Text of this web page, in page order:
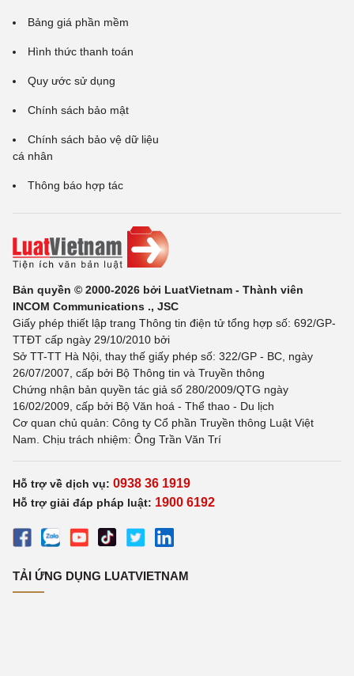
Bảng giá phần mềm
Hình thức thanh toán
Quy ước sử dụng
Chính sách bảo mật
Chính sách bảo vệ dữ liệu
cá nhân
Thông báo hợp tác
Bản quyền © 2000-2026 bởi LuatVietnam - Thành viên
INCOM Communications ., JSC
Giấy phép thiết lập trang Thông tin điện tử tổng hợp số: 692/GP-
TTĐT cấp ngày 29/10/2010 bởi
Sở TT-TT Hà Nội, thay thế giấy phép số: 322/GP - BC, ngày
26/07/2007, cấp bởi Bộ Thông tin và Truyền thông
Chứng nhận bản quyền tác giả số 280/2009/QTG ngày
16/02/2009, cấp bởi Bộ Văn hoá - Thể thao - Du lịch
Cơ quan chủ quản: Công ty Cổ phần Truyền thông Luật Việt
Nam. Chịu trách nhiệm: Ông Trần Văn Trí
Hỗ trợ về dịch vụ: 0938 36 1919
Hỗ trợ giải đáp pháp luật: 1900 6192
TẢI ỨNG DỤNG LUATVIETNAM